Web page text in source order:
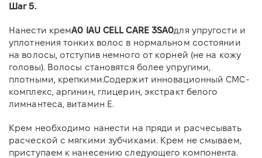
Шаг 5.
Нанести кремA0 IAU CELL CARE 3SA0для упругости и
уплотнения тонких волос в нормальном состоянии
на волосы, отступив немного от корней (не на кожу
головы). Волосы становятся более упругими,
плотными, крепкими.Содержит инновационный СМС-
комплекс, аргинин, глицерин, экстракт белого
лимнантеса, витамин Е.
Крем необходимо нанести на пряди и расчесывать
расческой с мягкими зубчиками. Крем не смываем,
приступаем к нанесению следующего компонента.